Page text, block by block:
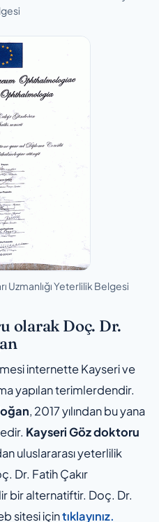
Uzmanlığı Yeterlilik Belgesi
olarak Doç. Dr.
internette Kayseri ve
yapılan terimlerdendir.
, 2017 yılından bu yana
Kayseri Göz doktoru
uluslararası yeterlilik
Dr. Fatih Çakır
bir alternatiftir. Doç. Dr.
sitesi içintıklayınız.